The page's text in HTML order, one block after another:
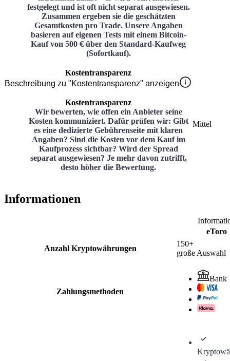
festgelegt und ist oft nicht separat ausgewiesen.
Zusammen ergeben sie die geschätzten
Gesamtkosten pro Trade. Unsere Angaben
basieren auf eigenen Tests mit einem Bitcoin-
Kauf von 500 € über den Standard-Kaufweg
(Sofortkauf).
Kostentransparenz
Beschreibung zu "Kostentransparenz" anzeigen
Kostentransparenz
Wir bewerten, wie offen ein Anbieter seine
Kosten kommuniziert. Dafür prüfen wir: Gibt
es eine dedizierte Gebührenseite mit klaren
Angaben? Sind die Kosten vor dem Kauf im
Kaufprozess sichtbar? Wird der Spread
separat ausgewiesen? Je mehr davon zutrifft,
desto höher die Bewertung.
Mittel
Informationen
eToro
Anzahl Kryptowährungen
150+
große Auswahl
Zahlungsmethoden
Bank